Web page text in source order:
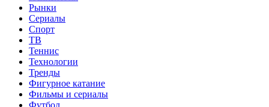
Рынки
Сериалы
Спорт
ТВ
Теннис
Технологии
Тренды
Фигурное катание
Фильмы и сериалы
Футбол